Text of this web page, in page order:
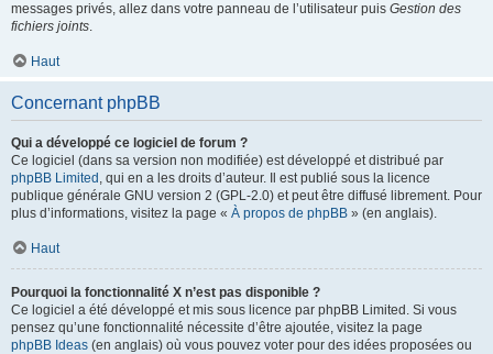
messages privés, allez dans votre panneau de l’utilisateur puis Gestion des
fichiers joints.
Haut
Concernant phpBB
Qui a développé ce logiciel de forum ?
Ce logiciel (dans sa version non modifiée) est développé et distribué par
phpBB Limited , qui en a les droits d’auteur. Il est publié sous la licence
publique générale GNU version 2 (GPL-2.0) et peut être diffusé librement. Pour
plus d’informations, visitez la page « À propos de phpBB » (en anglais).
Haut
Pourquoi la fonctionnalité X n’est pas disponible ?
Ce logiciel a été développé et mis sous licence par phpBB Limited. Si vous
pensez qu’une fonctionnalité nécessite d’être ajoutée, visitez la page
phpBB Ideas (en anglais) où vous pouvez voter pour des idées proposées ou